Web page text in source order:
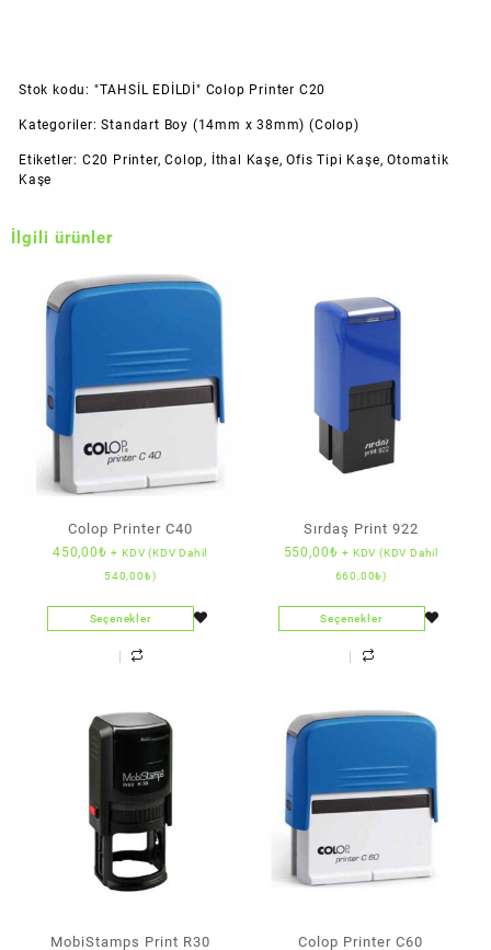
Stok kodu: "TAHSİL EDİLDİ" Colop Printer C20
Kategoriler:Standart Boy (14mm x 38mm) (Colop)
Etiketler: C20 Printer,Colop, İthal Kaşe,Ofis Tipi Kaşe,Otomatik
Kaşe
İlgili ürünler
Colop Printer C40
450,00₺ + KDV (KDV Dahil
540,00₺)
Seçenekler
Sırdaş Print 922
550,00₺ + KDV (KDV Dahil
660,00₺)
Seçenekler
MobiStamps Print R30 Colop Printer C60